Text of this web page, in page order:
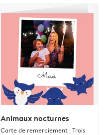
Animaux nocturnes
Carte de remerciement | Trois